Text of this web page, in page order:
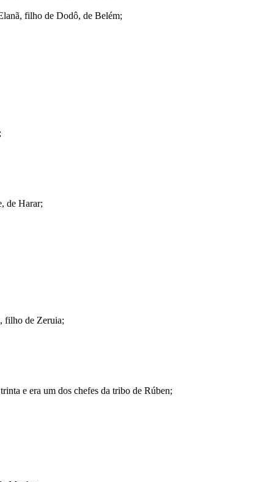
filho de Dodô, de Belém;
de Harar;
filho de Zeruia;
e era um dos chefes da tribo de Rúben;